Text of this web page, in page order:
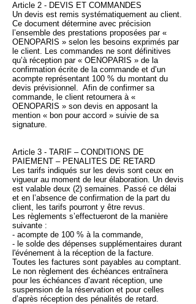
Article 2 - DEVIS ET COMMANDES
Un devis est remis systématiquement au client.
Ce document détermine avec précision
l’ensemble des prestations proposées par «
OENOPARIS » selon les besoins exprimés par
le client. Les commandes ne sont définitives
qu’à réception par « OENOPARIS » de la
confirmation écrite de la commande et d’un
acompte représentant 100 % du montant du
devis prévisionnel. Afin de confirmer sa
commande, le client retournera à «
OENOPARIS » son devis en apposant la
mention « bon pour accord » suivie de sa
signature.
Article 3 - TARIF – CONDITIONS DE
PAIEMENT – PENALITES DE RETARD
Les tarifs indiqués sur les devis sont ceux en
vigueur au moment de leur élaboration. Un devis
est valable deux (2) semaines. Passé ce délai
et en l’absence de confirmation de la part du
client, les tarifs pourront y être revus.
Les règlements s’effectueront de la manière
suivante :
- acompte de 100 % à la commande,
- le solde des dépenses supplémentaires durant
l'événement à la réception de la facture.
Toutes les factures sont payables au comptant.
Le non règlement des échéances entraînera
pour les échéances d’avant réception, une
suspension de la réservation et pour celles
d’après réception des pénalités de retard.